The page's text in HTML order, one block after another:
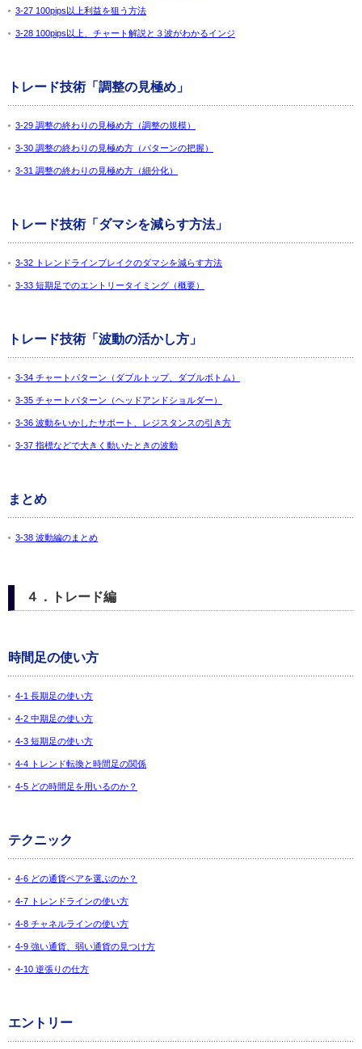
3-27 100pips以上利益を狙う方法
3-28 100pips以上、チャート解説と３波がわかるインジ
トレード技術「調整の見極め」
3-29 調整の終わりの見極め方（調整の規模）
3-30 調整の終わりの見極め方（パターンの把握）
3-31 調整の終わりの見極め方（細分化）
トレード技術「ダマシを減らす方法」
3-32 トレンドラインブレイクのダマシを減らす方法
3-33 短期足でのエントリータイミング（概要）
トレード技術「波動の活かし方」
3-34 チャートパターン（ダブルトップ、ダブルボトム）
3-35 チャートパターン（ヘッドアンドショルダー）
3-36 波動をいかしたサポート、レジスタンスの引き方
3-37 指標などで大きく動いたときの波動
まとめ
3-38 波動編のまとめ
４．トレード編
時間足の使い方
4-1 長期足の使い方
4-2 中期足の使い方
4-3 短期足の使い方
4-4 トレンド転換と時間足の関係
4-5 どの時間足を用いるのか？
テクニック
4-6 どの通貨ペアを選ぶのか？
4-7 トレンドラインの使い方
4-8 チャネルラインの使い方
4-9 強い通貨、弱い通貨の見つけ方
4-10 逆張りの仕方
エントリー